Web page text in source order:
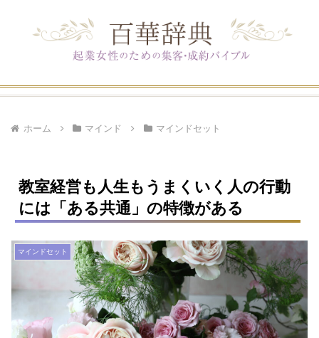
ホーム マインド マインドセット
教室経営も人生もうまくいく人の行動
には「ある共通」の特徴がある
マインドセット